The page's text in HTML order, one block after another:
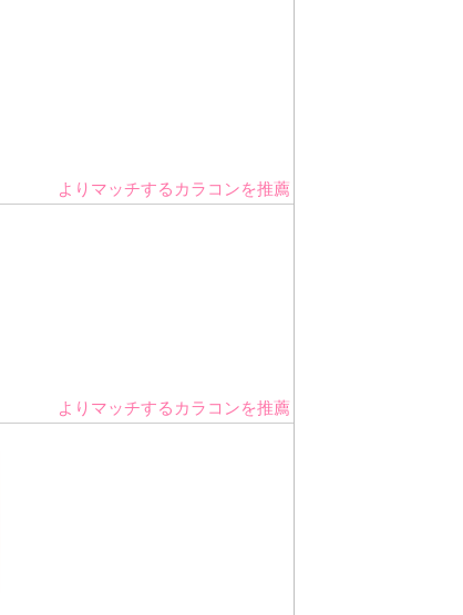
よりマッチするカラコンを推薦
よりマッチするカラコンを推薦